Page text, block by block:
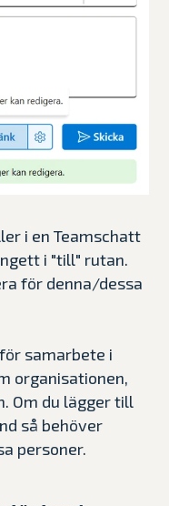
i en Teamschatt
i "till" rutan.
för denna/dessa
samarbete i
organisationen,
Om du lägger till
så behöver
personer.